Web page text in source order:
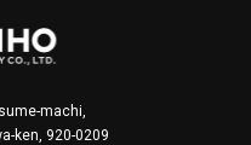
machi,
ken, 920-0209